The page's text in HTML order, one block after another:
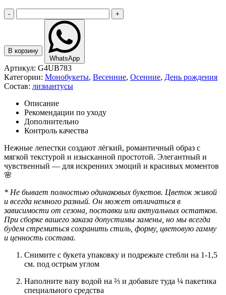
- +
В корзину
WhatsApp
Артикул: G4UB783
Категории: Монобукеты, Весенние, Осенние, День рождения
Состав: лизиантусы
Описание
Рекомендации по уходу
Дополнительно
Контроль качества
Нежные лепестки создают лёгкий, романтичный образ с
мягкой текстурой и изысканной простотой. Элегантный и
чувственный — для искренних эмоций и красивых моментов
🌸
* Не бывает полностью одинаковых букетов. Цветок живой
и всегда немного разный. Он может отличаться в
зависимости от сезона, поставки или актуальных остатков.
При сборке вашего заказа допустимы замены, но мы всегда
будем стремиться сохранить стиль, форму, цветовую гамму
и ценность состава.
Снимите с букета упаковку и подрежьте стебли на 1-1,5
см. под острым углом
Наполните вазу водой на ⅔ и добавьте туда ¼ пакетика
специального средства